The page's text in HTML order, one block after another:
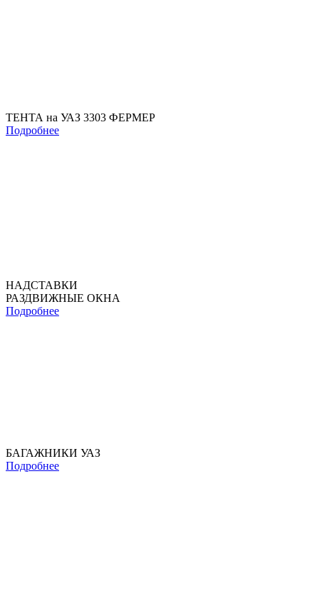
ТЕНТА на УАЗ 3303 ФЕРМЕР
Подробнее
НАДСТАВКИ
РАЗДВИЖНЫЕ ОКНА
Подробнее
БАГАЖНИКИ УАЗ
Подробнее